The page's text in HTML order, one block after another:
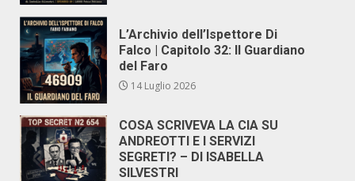
L’Archivio dell’Ispettore Di
Falco | Capitolo 32: Il Guardiano
del Faro
14 Luglio 2026
COSA SCRIVEVA LA CIA SU
ANDREOTTI E I SERVIZI
SEGRETI? – DI ISABELLA
SILVESTRI